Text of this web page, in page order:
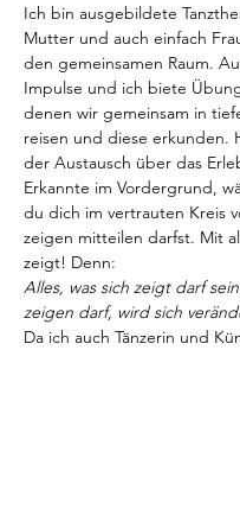
Ich bin ausgebildete
Mutter und auch einfach
den gemeinsamen Raum.
Impulse und ich biete
denen wir gemeinsam in
reisen und diese erkunden.
der Austausch über das
Erkannte im Vordergrund,
du dich im vertrauten Kreis
zeigen mitteilen darfst. Mit
zeigt! Denn:
Alles, was sich zeigt darf
zeigen darf, wird sich
Da ich auch Tänzerin und